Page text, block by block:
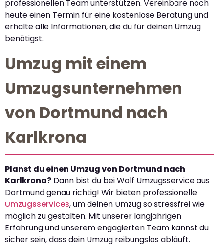
professionellen Team unterstützen. Vereinbare noch
heute einen Termin für eine kostenlose Beratung und
erhalte alle Informationen, die du für deinen Umzug
benötigst.
Umzug mit einem
Umzugsunternehmen
von Dortmund nach
Karlkrona
Planst du einen Umzug von Dortmund nach
Karlkrona? Dann bist du bei Wolf Umzugsservice aus
Dortmund genau richtig! Wir bieten professionelle
Umzugsservices, um deinen Umzug so stressfrei wie
möglich zu gestalten. Mit unserer langjährigen
Erfahrung und unserem engagierten Team kannst du
sicher sein, dass dein Umzug reibungslos abläuft.